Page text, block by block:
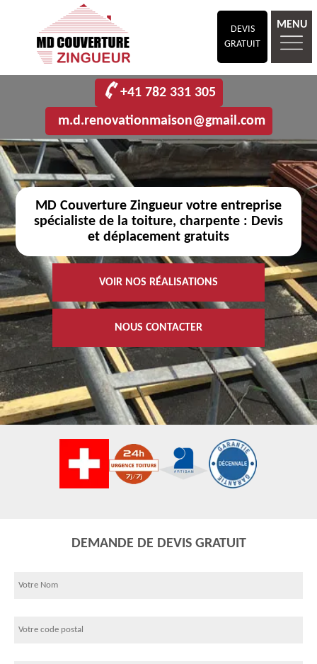
DEVIS
GRATUIT
MENU
+41 782 331 305
m.d.renovationmaison@gmail.com
MD Couverture Zingueur votre entreprise
spécialiste de la toiture, charpente : Devis
et déplacement gratuits
VOIR NOS RÉALISATIONS
NOUS CONTACTER
DEMANDE DE DEVIS GRATUIT